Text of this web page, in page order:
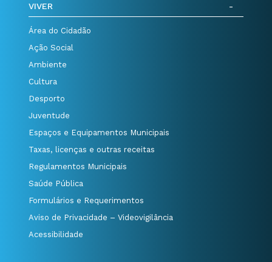
VIVER
Área do Cidadão
Ação Social
Ambiente
Cultura
Desporto
Juventude
Espaços e Equipamentos Municipais
Taxas, licenças e outras receitas
Regulamentos Municipais
Saúde Pública
Formulários e Requerimentos
Aviso de Privacidade – Videovigilância
Acessibilidade